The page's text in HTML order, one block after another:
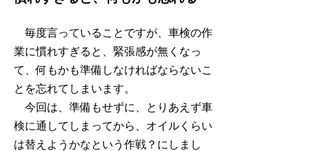
毎度言っていることですが、車検の作
業に慣れすぎると、緊張感が無くなっ
て、何もかも準備しなければならないこ
とを忘れてしまいます。
今回は、準備もせずに、とりあえず車
検に通してしまってから、オイルくらい
は替えようかなという作戦？にしまし